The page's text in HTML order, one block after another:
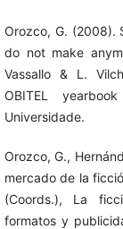
Orozco, G. (2008).
do not make
Vassallo & L.
OBITEL
Universidade.
Orozco, G.,
mercado de la
(Coords.), La
formatos y